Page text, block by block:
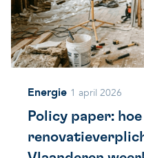
Energie 1 april 2026
Policy paper: